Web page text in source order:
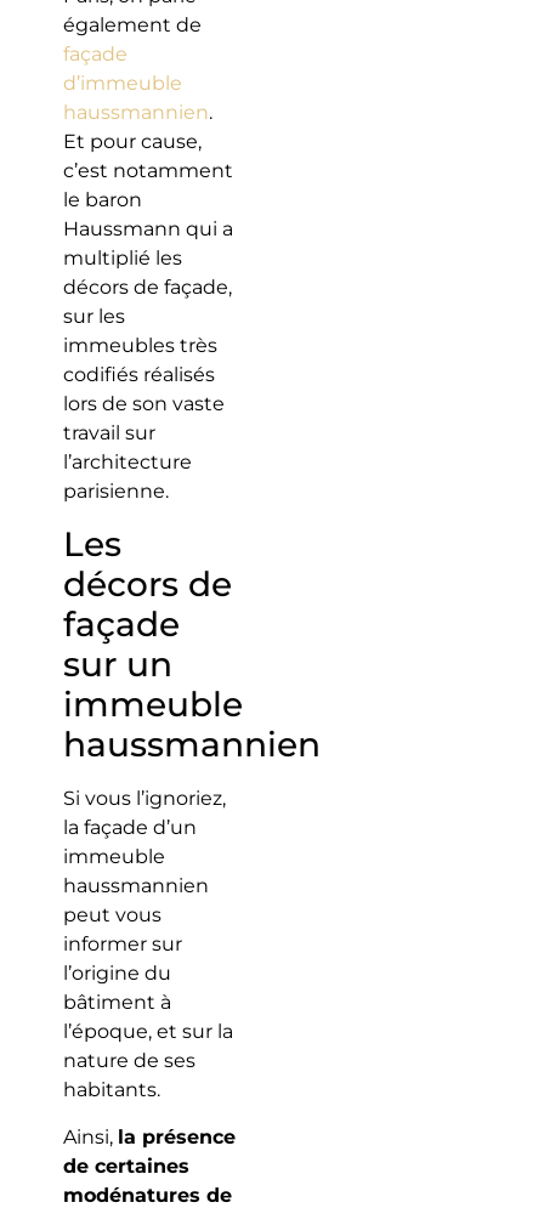
également de
façade
d’immeuble
haussmannien.
Et pour cause,
c’est notamment
le baron
Haussmann qui a
multiplié les
décors de façade,
sur les
immeubles très
codifiés réalisés
lors de son vaste
travail sur
l’architecture
parisienne.
Les
décors de
façade
sur un
immeuble
haussmannien
Si vous l’ignoriez,
la façade d’un
immeuble
haussmannien
peut vous
informer sur
l’origine du
bâtiment à
l’époque, et sur la
nature de ses
habitants.
Ainsi, la présence
de certaines
modénatures de